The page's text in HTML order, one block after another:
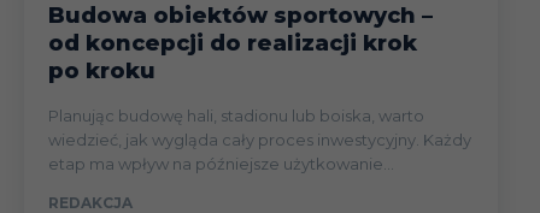
Budowa obiektów sportowych –
od koncepcji do realizacji krok
po kroku
Planując budowę hali, stadionu lub boiska, warto
wiedzieć, jak wygląda cały proces inwestycyjny. Każdy
etap ma wpływ na późniejsze użytkowanie...
REDAKCJA